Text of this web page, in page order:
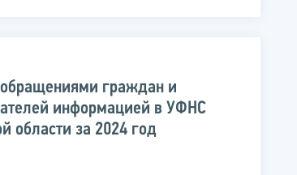
обращениями граждан и
информацией в УФНС
области за 2024 год